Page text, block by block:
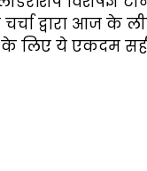
चर्चा द्वारा आज के
लिए ये एकदम सही